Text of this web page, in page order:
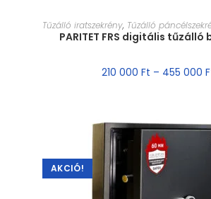
MÉRET VÁLASZTÁSA
Tűzálló iratszekrény, Tűzálló
PARITET FRS digitális
210 000 Ft – 455 000
AKCIÓ!